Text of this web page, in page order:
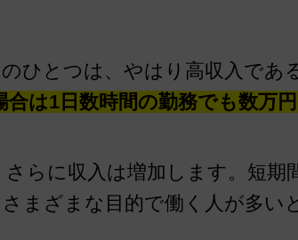
ひとつは、やはり高収入で
合は1日数時間の勤務でも数万
らに収入は増加します。短
まざまな目的で働く人が多い